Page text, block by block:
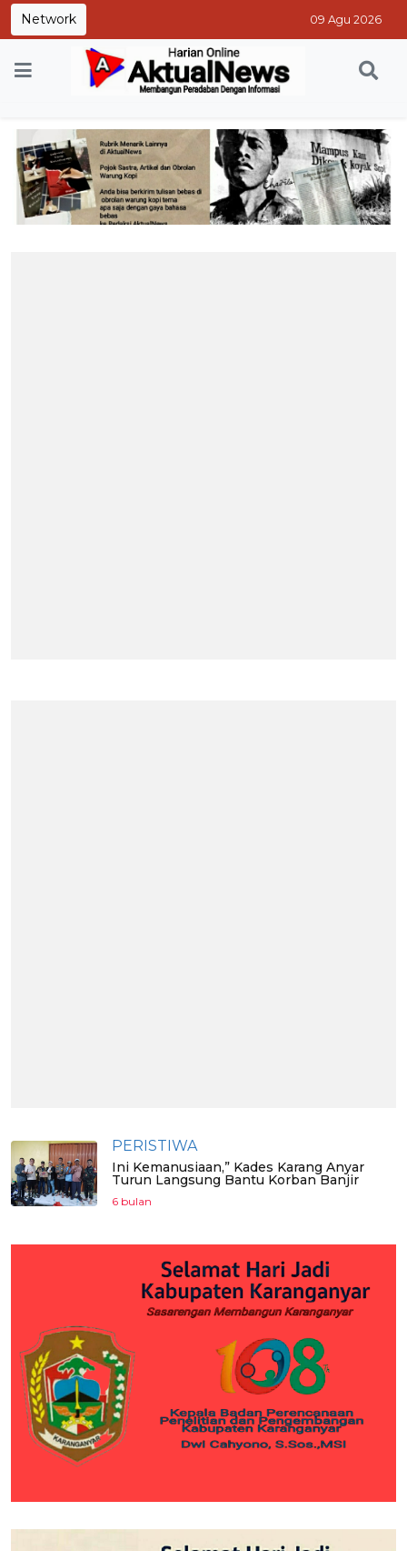
Network 09 Agu 2026
PERISTIWA
Ini Kemanusiaan,” Kades Karang Anyar
Turun Langsung Bantu Korban Banjir
6 bulan